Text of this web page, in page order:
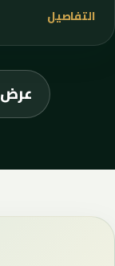
التفاصيل
عرض